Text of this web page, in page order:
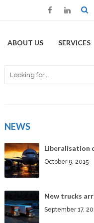
ABOUT US SERVICES
NEWS
Liberalisation
October 9, 2015
New trucks
September 17,